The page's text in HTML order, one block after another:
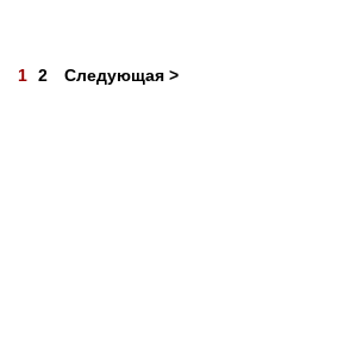
1 2 Следующая >